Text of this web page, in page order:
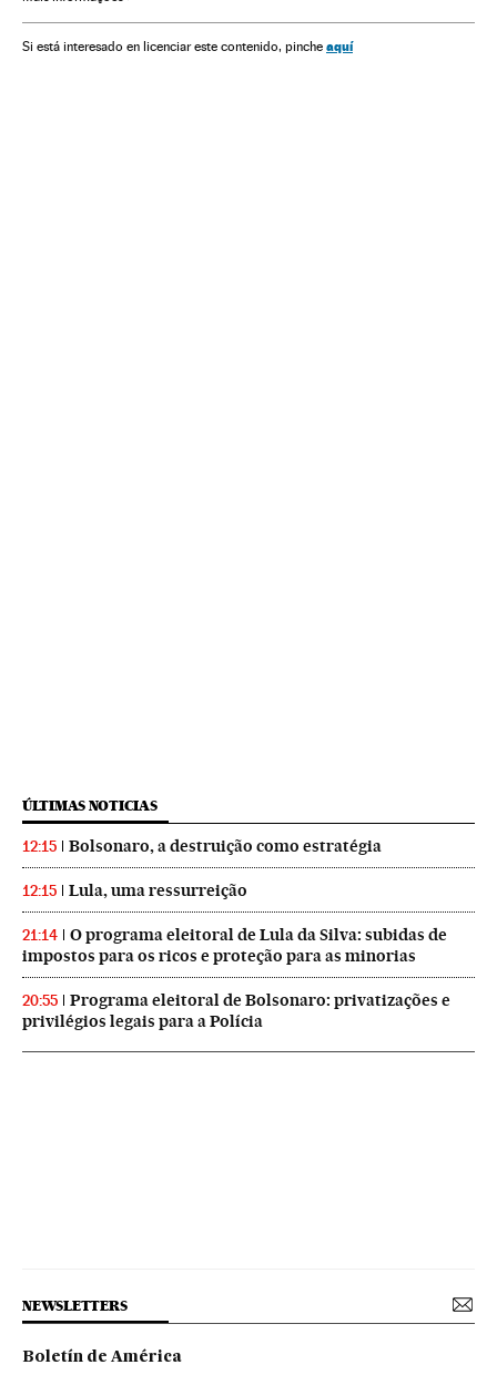
Programação
Economia Telecomunicações Comunicações
Si está interesado en licenciar este contenido, pinche aquí
ÚLTIMAS NOTICIAS
12:15 Bolsonaro, a destruição como estratégia
12:15 Lula, uma ressurreição
21:14
O programa eleitoral de Lula da Silva: subidas de
impostos para os ricos e proteção para as minorias
20:55
Programa eleitoral de Bolsonaro: privatizações e
privilégios legais para a Polícia
NEWSLETTERS
Boletín de América